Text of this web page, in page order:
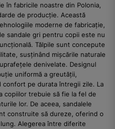
în fabricile noastre din Polonia,
de producție. Această
moderne de fabricație,
sandale gri pentru copii este nu
Tălpile sunt concepute
susținând mișcările naturale
denivelate. Designul
uniformă a greutății,
confort pe durata întregii zile. La
copiilor trebuie să fie la fel de
lor. De aceea, sandalele
construite să dureze, oferind o
Alegerea între diferite